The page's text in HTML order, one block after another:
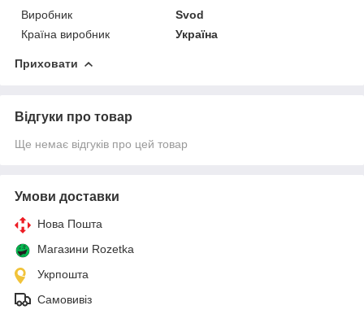
Виробник
Svod
Країна виробник
Україна
Приховати
Відгуки про товар
Ще немає відгуків про цей товар
Умови доставки
Нова Пошта
Магазини Rozetka
Укрпошта
Самовивіз